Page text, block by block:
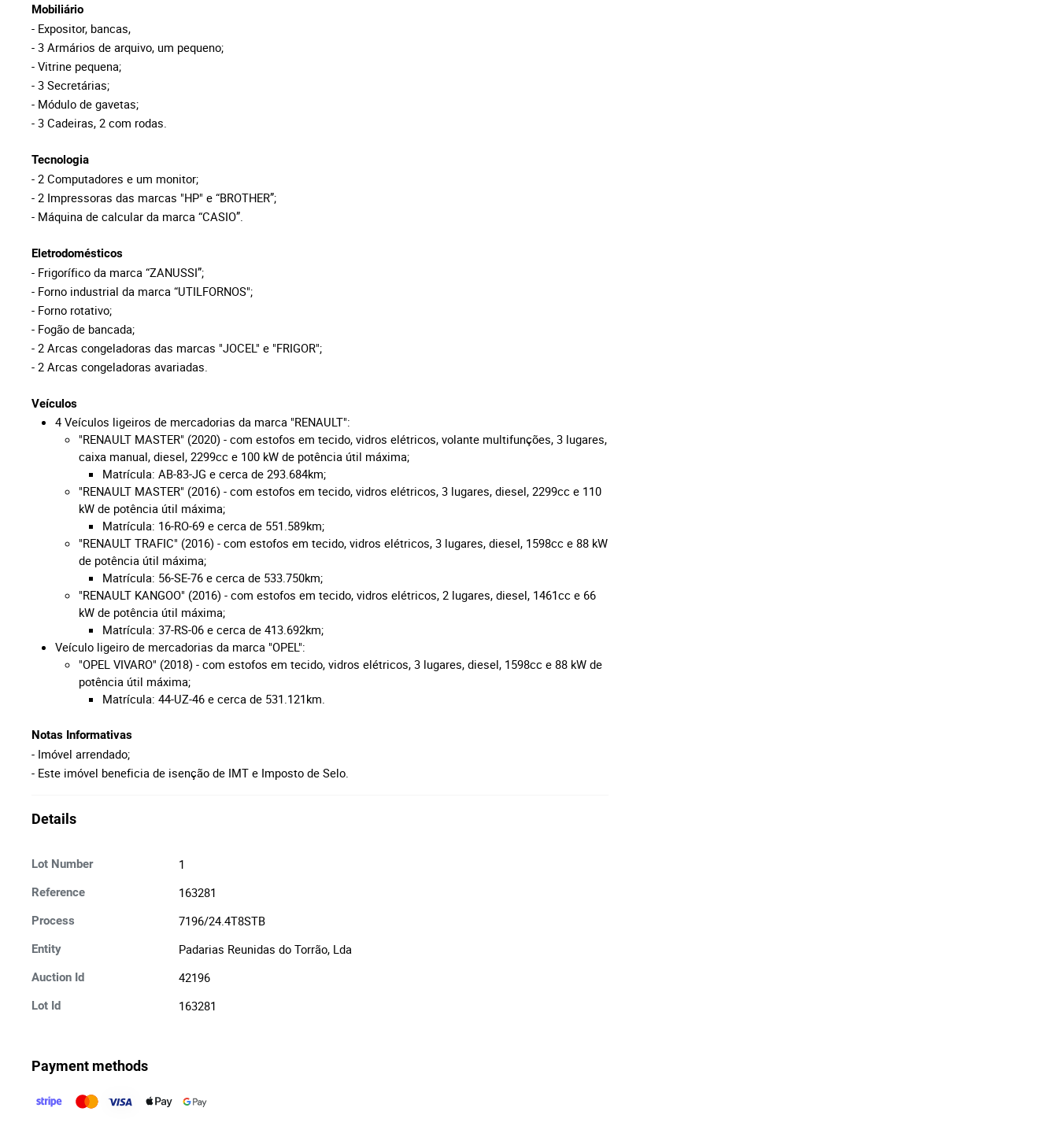
Mobiliário
- Expositor, bancas,
- 3 Armários de arquivo, um pequeno;
- Vitrine pequena;
- 3 Secretárias;
- Módulo de gavetas;
- 3 Cadeiras, 2 com rodas.
Tecnologia
- 2 Computadores e um monitor;
- 2 Impressoras das marcas "HP" e “BROTHER”;
- Máquina de calcular da marca “CASIO”.
Eletrodomésticos
- Frigorífico da marca “ZANUSSI”;
- Forno industrial da marca “UTILFORNOS";
- Forno rotativo;
- Fogão de bancada;
- 2 Arcas congeladoras das marcas "JOCEL" e "FRIGOR";
- 2 Arcas congeladoras avariadas.
Veículos
4 Veículos ligeiros de mercadorias da marca "RENAULT":
"RENAULT MASTER" (2020) - com estofos em tecido, vidros elétricos, volante multifunções, 3 lugares,
caixa manual, diesel, 2299cc e 100 kW de potência útil máxima;
Matrícula: AB-83-JG e cerca de 293.684km;
"RENAULT MASTER" (2016) - com estofos em tecido, vidros elétricos, 3 lugares, diesel, 2299cc e 110
kW de potência útil máxima;
Matrícula: 16-RO-69 e cerca de 551.589km;
"RENAULT TRAFIC" (2016) - com estofos em tecido, vidros elétricos, 3 lugares, diesel, 1598cc e 88 kW
de potência útil máxima;
Matrícula: 56-SE-76 e cerca de 533.750km;
"RENAULT KANGOO" (2016) - com estofos em tecido, vidros elétricos, 2 lugares, diesel, 1461cc e 66
kW de potência útil máxima;
Matrícula: 37-RS-06 e cerca de 413.692km;
Veículo ligeiro de mercadorias da marca "OPEL":
"OPEL VIVARO" (2018) - com estofos em tecido, vidros elétricos, 3 lugares, diesel, 1598cc e 88 kW de
potência útil máxima;
Matrícula: 44-UZ-46 e cerca de 531.121km.
Notas Informativas
- Imóvel arrendado;
- Este imóvel beneficia de isenção de IMT e Imposto de Selo.
Details
Lot Number 1
Reference 163281
Process 7196/24.4T8STB
Entity Padarias Reunidas do Torrão, Lda
Auction Id 42196
Lot Id 163281
Payment methods